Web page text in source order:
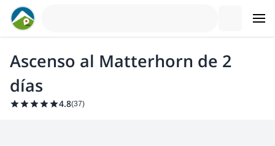
Ascenso al Matterhorn de 2
días
4.8(37)